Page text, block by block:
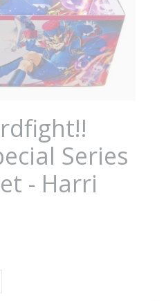
Series
- Harri